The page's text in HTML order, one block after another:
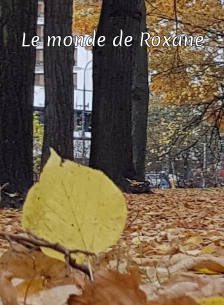
Le monde de Roxane